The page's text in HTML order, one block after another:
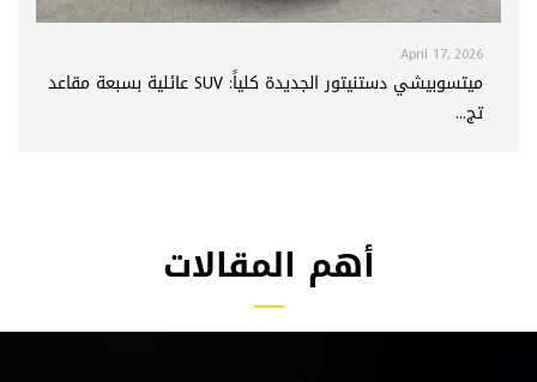
April 17, 2026
ميتسوبيشي دستنيتور الجديدة كلياً: SUV عائلية بسبعة مقاعد
تج...
أهم المقالات